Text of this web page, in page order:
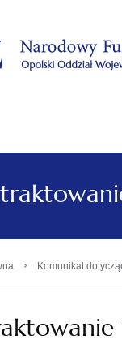
› Komunikat